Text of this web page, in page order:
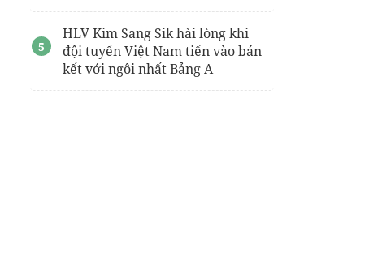
HLV Kim Sang Sik hài lòng khi
đội tuyển Việt Nam tiến vào bán
kết với ngôi nhất Bảng A